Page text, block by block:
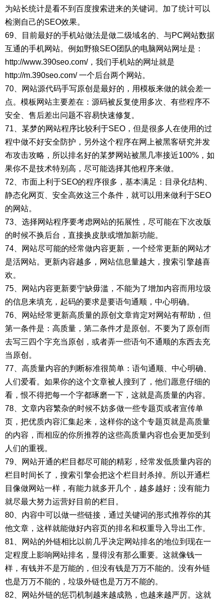
为站长统计是看不到百度搜索进来的关键词。加了统计可以
检测自己的SEO效果。
69、目前最好的手机站做法是做二级域名的、与PC网站数据
互通的手机网站。例如野狼SEO团队的电脑网站网址是：
http://www.390seo.com/，我们手机站的网址就是
http://m.390seo.com/ 一个后台两个网站。
70、网站源代码手写原创是最好的，用模板来做的就会差一
点。模板网站主要差在：源码被反复使用多次、有些程序不
安全、售后差出问题不容易快速修复。
71、某梦的网站程序比较利于SEO，但是很多人在使用的过
程中做不好安全防护，另外这个程序在网上被黑客研究并发
布攻击攻略，所以排名好的某梦网站被黑几率接近100%，如
果你不是技术特别高，尽可能选择其他程序来做。
72、市面上利于SEO的程序很多，基本满足：目录化结构、
静态化网页、安全高效这三个条件，就可以用来做利于SEO
的网站。
73、选择网站程序要考虑网站的拓展性，尽可能在下次改版
的时候不换后台，直接换皮肤或增加新功能。
74、网站尽可能的经常做内容更新，一个经常更新的网站才
是活网站。更新内容越多，网站信息量越大，搜索引擎越喜
欢。
75、网站内容更新要宁缺毋滥，不能为了增加内容而用垃圾
的信息来填充，起码的要求是要语句通顺，中心明确。
76、网站经常更新高质量的原创文章肯定对网站有帮助，但
第一条件是：高质量，第二条件才是原创。不要为了原创而
去写三四个字充当原创，或者弄一些语句不通顺的东西去充
当原创。
77、高质量内容的判断标准很简单：语句通顺、中心明确、
人们爱看。如果你的这个文章被人搜到了，他们愿意仔细的
看，恨不得把每一个字都琢磨一下，这就是高质量的内容。
78、文章内容繁杂的时候不妨多做一些专题页或者宣传单
页，把优质内容汇集起来，这样你的这个专题页就是高质量
的内容，而相应的你所推荐的这些高质量内容也会更加受到
人们的重视。
79、网站开通的栏目都尽可能的精彩，经常发低质量内容的
栏目时间长了，搜索引擎会把这个栏目封杀掉。所以开通栏
目像做网站一样，有能力就多开几个，越多越好；没有能力
就尽最大努力运营好目前的栏目。
80、内容中可以做一些链接，通过关键词的形式推荐你的其
他文章，这样就能做好内容页的排名和权重导入导出工作。
81、网站的外链相比以前几乎决定网站排名的地位到现在一
定程度上影响网站排名，显得没有那么重要。这就像钱一
样，有钱并不是万能的，但没有钱是万万不能的。没有外链
也是万万不能的，垃圾外链也是万万不能的。
82、网站外链的惩罚机制越来越成熟，也越来越严厉。这就